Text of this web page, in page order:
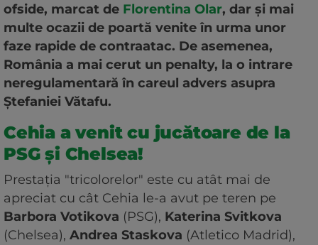
ofside, marcat de Florentina Olar, dar și mai
multe ocazii de poartă venite în urma unor
faze rapide de contraatac. De asemenea,
România a mai cerut un penalty, la o intrare
neregulamentară în careul advers asupra
Ștefaniei Vătafu.
Cehia a venit cu jucătoare de la
PSG și Chelsea!
Prestația "tricolorelor" este cu atât mai de
apreciat cu cât Cehia le-a avut pe teren pe
Barbora Votikova (PSG), Katerina Svitkova
(Chelsea), Andrea Staskova (Atletico Madrid),